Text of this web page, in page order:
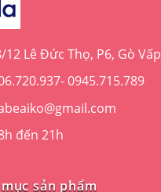
Lê Đức Thọ, P6, Gò Vấp
0945.715.789
đến 21h
sản phẩm